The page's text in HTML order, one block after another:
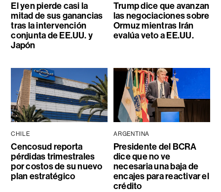
El yen pierde casi la
mitad de sus ganancias
tras la intervención
conjunta de EE.UU. y
Japón
Trump dice que avanzan
las negociaciones sobre
Ormuz mientras Irán
evalúa veto a EE.UU.
CHILE
Cencosud reporta
pérdidas trimestrales
por costos de su nuevo
plan estratégico
ARGENTINA
Presidente del BCRA
dice que no ve
necesaria una baja de
encajes para reactivar el
crédito